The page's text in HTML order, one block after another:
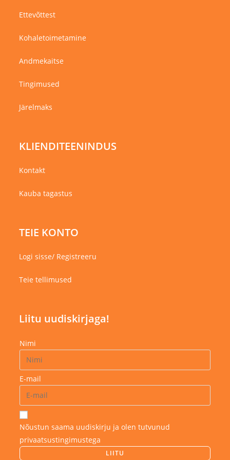
Ettevõttest
Kohaletoimetamine
Andmekaitse
Tingimused
Järelmaks
KLIENDITEENINDUS
Kontakt
Kauba tagastus
TEIE KONTO
Logi sisse/ Registreeru
Teie tellimused
Liitu uudiskirjaga!
Nimi
E-mail
Nõustun saama uudiskirju ja olen tutvunud
privaatsustingimustega